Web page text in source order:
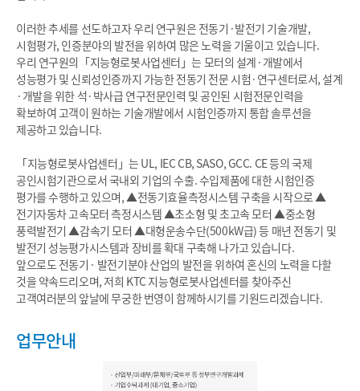
이러한 추세를 선도하고자 우리 연구원은 전동기·발전기 기술개발,
시험평가, 인증분야의 발전을 위하여 많은 노력을 기울이고 있습니다.
우리 연구원의「지능형로봇사업센터」는 모터의 설계·개발에서
성능평가 및 신뢰성인증까지 가능한 전동기 전문 시험·연구센터로서, 설계
·개발을 위한 석 · 박사급 연구전문인력 및 공인된 시험전문인력을
확보하여 고객이 원하는 기술개발에서 시험인증까지 통합 솔루션을
제공하고 있습니다.
「지능형로봇사업센터 」는 UL, IEC CB, SASO, GCC. CE 등의 국제
공인시험기관으로서 국내외 기업의 수출. 수입제품에 대한 시험인증
평가를 수행하고 있으며, ▲전동기효율측정시스템 구축을 시작으로 ▲
전기자동차 고속모터 측정시스템 ▲초소형 및 초고속 모터 ▲중소형
풍력발전기 ▲감속기 모터 ▲대형운송수단(500kW급) 등 매년 전동기 및
발전기 성능평가시스템과 장비를 확대 구축해 나가고 있습니다.
앞으로도 전동기· 발전기분야 산업의 발전을 위하여 혼신의 노력을 다할
것을 약속드리오며, 저희 KTC지능형로봇사업센터를 찾아주신
고객여러분의 앞날에 무궁한 번영이 함께하시기를 기원드리겠습니다.
업무안내